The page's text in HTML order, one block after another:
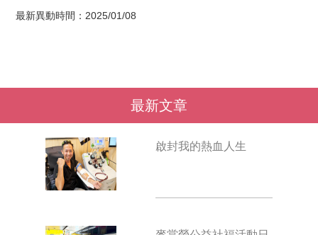
最新異動時間：2025/01/08
最新文章
啟封我的熱血人生